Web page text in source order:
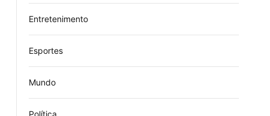
Entretenimento
Esportes
Mundo
Política